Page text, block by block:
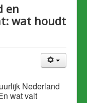
en
wat houdt
Nederland
wat valt